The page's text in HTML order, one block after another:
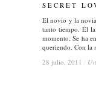
SECRET
El novio y la
tanto tiempo. Él la
momento. Se ha
queriendo. Con la
28 julio, 2011 /
SECRET
28 julio, 2011 /